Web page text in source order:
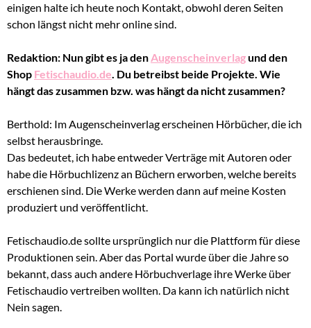
einigen halte ich heute noch Kontakt, obwohl deren Seiten
schon längst nicht mehr online sind.
Redaktion: Nun gibt es ja denAugenscheinverlagund den
Shop Fetischaudio.de. Du betreibst beide Projekte. Wie
hängt das zusammen bzw. was hängt da nicht zusammen?
Berthold: Im Augenscheinverlag erscheinen Hörbücher, die ich
selbst herausbringe.
Das bedeutet, ich habe entweder Verträge mit Autoren oder
habe die Hörbuchlizenz an Büchern erworben, welche bereits
erschienen sind. Die Werke werden dann auf meine Kosten
produziert und veröffentlicht.
Fetischaudio.de sollte ursprünglich nur die Plattform für diese
Produktionen sein. Aber das Portal wurde über die Jahre so
bekannt, dass auch andere Hörbuchverlage ihre Werke über
Fetischaudio vertreiben wollten. Da kann ich natürlich nicht
Nein sagen.